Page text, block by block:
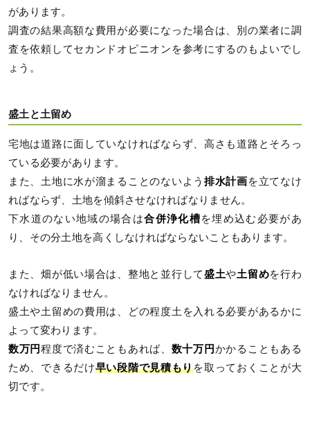
があります。
調査の結果高額な費用が必要になった場合は、別の業者に調
査を依頼してセカンドオピニオンを参考にするのもよいでし
ょう。
盛土と土留め
宅地は道路に面していなければならず、高さも道路とそろっ
ている必要があります。
また、土地に水が溜まることのないよう 排水計画を立てなけ
ればならず、土地を傾斜させなければなりません。
下水道のない地域の場合は合併浄化槽を埋め込む必要があ
り、その分土地を高くしなければならないこともあります。
また、畑が低い場合は、整地と並行して盛土や土留めを行わ
なければなりません。
盛土や土留めの費用は、どの程度土を入れる必要があるかに
よって変わります。
数万円程度で済むこともあれば、 数十万円かかることもある
ため、できるだけ早い段階で見積もりを取っておくことが大
切です。